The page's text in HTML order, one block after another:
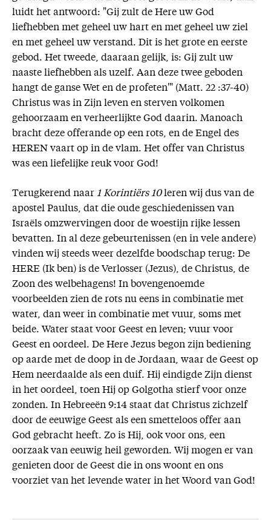
luidt het antwoord: "Gij zult de Here uw God
liefhebben met geheel uw hart en met geheel uw ziel
en met geheel uw verstand. Dit is het grote en eerste
gebod. Het tweede, daaraan gelijk, is: Gij zult uw
naaste liefhebben als uzelf. Aan deze twee geboden
hangt de ganse Wet en de profeten'" (Matt. 22 :37-40)
Christus was in Zijn leven en sterven volkomen
gehoorzaam en verheerlijkte God daarin. Manoach
bracht deze offerande op een rots, en de Engel des
HEREN vaart op in de vlam. Het offer van Christus
was een liefelijke reuk voor God!
Terugkerend naar 1 Korintiërs 10leren wij dus van de
apostel Paulus, dat die oude geschiedenissen van
Israëls omzwervingen door de woestijn rijke lessen
bevatten. In al deze gebeurtenissen (en in vele andere)
vinden wij steeds weer dezelfde boodschap terug: De
HERE (Ik ben) is de Verlosser (Jezus), de Christus, de
Zoon des welbehagens! In bovengenoemde
voorbeelden zien de rots nu eens in combinatie met
water, dan weer in combinatie met vuur, soms met
beide. Water staat voor Geest en leven; vuur voor
Geest en oordeel. De Here Jezus begon zijn bediening
op aarde met de doop in de Jordaan, waar de Geest op
Hem neerdaalde als een duif. Hij eindigde Zijn dienst
in het oordeel, toen Hij op Golgotha stierf voor onze
zonden. In Hebreeën 9:14 staat dat Christus zichzelf
door de eeuwige Geest als een smetteloos offer aan
God gebracht heeft. Zo is Hij, ook voor ons, een
oorzaak van eeuwig heil geworden. Wij mogen er van
genieten door de Geest die in ons woont en ons
voorziet van het levende water in het Woord van God!